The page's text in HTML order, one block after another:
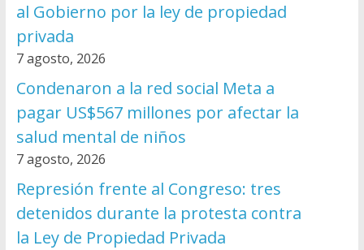
al Gobierno por la ley de propiedad
privada
7 agosto, 2026
Condenaron a la red social Meta a
pagar US$567 millones por afectar la
salud mental de niños
7 agosto, 2026
Represión frente al Congreso: tres
detenidos durante la protesta contra
la Ley de Propiedad Privada